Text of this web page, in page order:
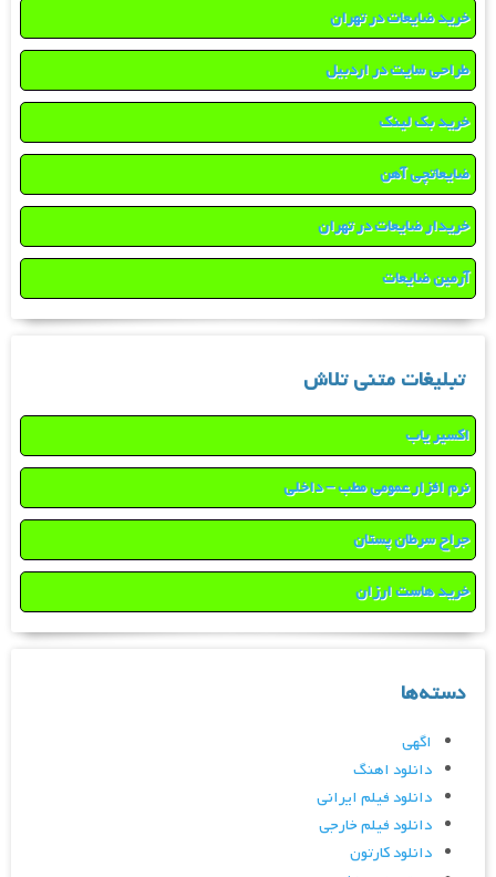
خرید ضایعات در تهران
طراحی سایت در اردبیل
خرید بک لینک
ضایعاتچی آهن
خریدار ضایعات در تهران
آرمین ضایعات
تبلیغات متنی تلاش
اکسیر یاب
نرم افزار عمومی مطب – داخلی
جراح سرطان پستان
خرید هاست ارزان
دسته‌ها
اگهی
دانلود اهنگ
دانلود فیلم ایرانی
دانلود فیلم خارجی
دانلود کارتون